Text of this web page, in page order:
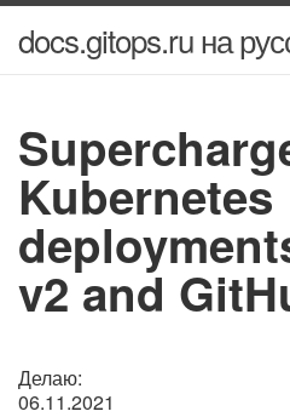
docs.gitops.ru на
Kubernetes
v2 and
Делаю:
06.11.2021